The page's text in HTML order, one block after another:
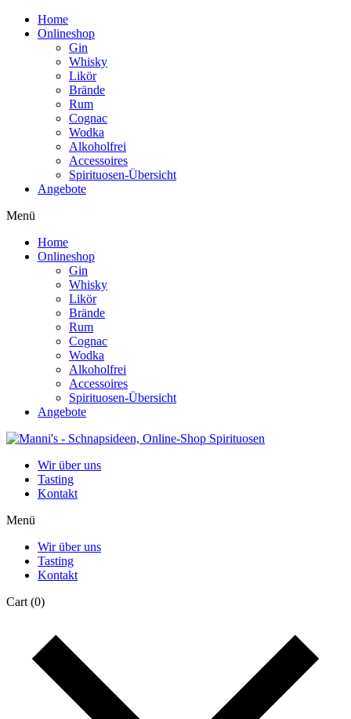
Home
Onlineshop
Gin
Whisky
Likör
Brände
Rum
Cognac
Wodka
Alkoholfrei
Accessoires
Spirituosen-Übersicht
Angebote
Menü
Home
Onlineshop
Gin
Whisky
Likör
Brände
Rum
Cognac
Wodka
Alkoholfrei
Accessoires
Spirituosen-Übersicht
Angebote
Wir über uns
Tasting
Kontakt
Menü
Wir über uns
Tasting
Kontakt
Cart (0)